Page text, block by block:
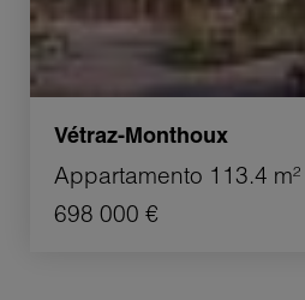
Vétraz-Monthoux
Appartamento 113.4 m²
698 000 €